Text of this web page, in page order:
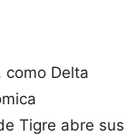
como Delta
Tigre abre sus